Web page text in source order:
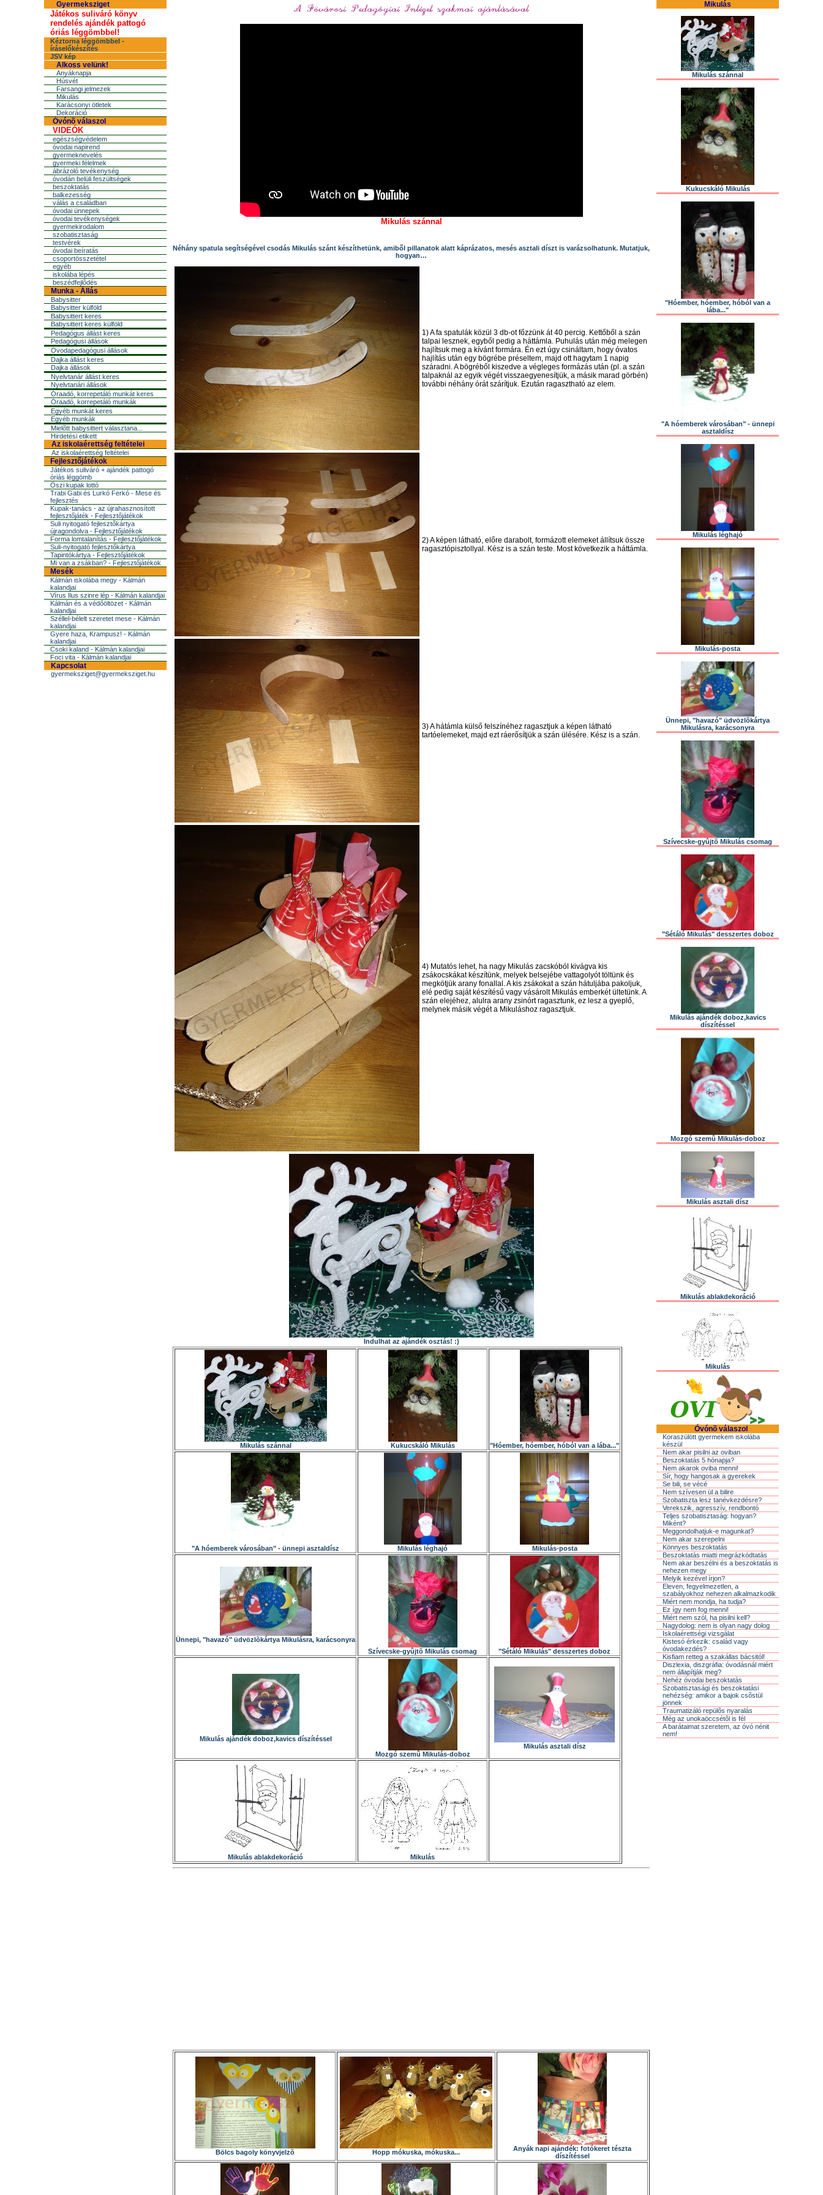
Gyermeksziget
Játékos suliváró könyv
rendelés ajándék pattogó
óriás léggömbbel!
Kéztorna léggömbbel -
íráselőkészítés
JSV kép
Alkoss velünk!
Anyáknapja
Húsvét
Farsangi jelmezek
Mikulás
Karácsonyi ötletek
Dekoráció
Óvónõ válaszol
VIDEÓK
egészségvédelem
óvodai napirend
gyermeknevelés
gyermeki félelmek
ábrázoló tevékenység
óvodán belüli feszültségek
beszoktatás
balkezesség
válás a családban
óvodai ünnepek
óvodai tevékenységek
gyermekirodalom
szobatisztaság
testvérek
óvodai beíratás
csoportösszetétel
egyéb
iskolába lépés
beszédfejlõdés
Munka - Állás
Babysitter
Babysitter külföld
Babysittert keres
Babysittert keres külföld
Pedagógus állást keres
Pedagógusi állások
Óvodapedagógusi állások
Dajka állást keres
Dajka állások
Nyelvtanár állást keres
Nyelvtanári állások
Óraadó, korrepetáló munkát keres
Óraadó, korrepetáló munkák
Egyéb munkát keres
Egyéb munkák
Mielõtt babysittert választana...
Hirdetési etikett
Az iskolaérettség feltételei
Az iskolaérettség feltételei
Fejlesztőjátékok
Játékos suliváró + ajándék pattogó
óriás léggömb
Őszi kupak lottó
Trabi Gabi és Lurkó Ferkó - Mese és
fejlesztés
Kupak-tanács - az újrahasznosított
fejlesztőjáték - Fejlesztőjátékok
Suli nyitogató fejlesztőkártya
újragondolva - Fejlesztőjátékok
Forma lomtalanítás - Fejlesztőjátékok
Suli-nyitogató fejlesztőkártya
Tapintókártya - Fejlesztőjátékok
Mi van a zsákban? - Fejlesztőjátékok
Mesék
Kálmán iskolába megy - Kálmán
kalandjai
Vírus Ilus szinre lép - Kálmán kalandjai
Kálmán és a védőöltözet - Kálmán
kalandjai
Széllel-bélelt szeretet mese - Kálmán
kalandjai
Gyere haza, Krampusz! - Kálmán
kalandjai
Csoki kaland - Kálmán kalandjai
Foci vita - Kálmán kalandjai
Kapcsolat
gyermeksziget@gyermeksziget.hu
Mikulás szánnal
Néhány spatula segítségével csodás Mikulás szánt készíthetünk, amiből pillanatok alatt káprázatos, mesés asztali díszt is varázsolhatunk. Mutatjuk,
hogyan…
1) A fa spatulák közül 3 db-ot főzzünk át 40 percig. Kettőből a szán
talpai lesznek, egyből pedig a háttámla. Puhulás után még melegen
hajlítsuk meg a kívánt formára. Én ezt úgy csináltam, hogy óvatos
hajlítás után egy bögrébe préseltem, majd ott hagytam 1 napig
száradni. A bögréből kiszedve a végleges formázás után (pl. a szán
talpaknál az egyik végét visszaegyenesítjük, a másik marad görbén)
további néhány órát szárítjuk. Ezután ragasztható az elem.
2) A képen látható, előre darabolt, formázott elemeket állítsuk össze
ragasztópisztollyal. Kész is a szán teste. Most következik a háttámla.
3) A hátámla külső felszínéhez ragasztjuk a képen látható
tartóelemeket, majd ezt ráerősítjük a szán ülésére. Kész is a szán.
4) Mutatós lehet, ha nagy Mikulás zacskóból kivágva kis
zsákocskákat készítünk, melyek belsejébe vattagolyót töltünk és
megkötjük arany fonallal. A kis zsákokat a szán hátuljába pakoljuk,
elé pedig saját készítésű vagy vásárolt Mikulás emberkét ültetünk. A
szán elejéhez, alulra arany zsinórt ragasztunk, ez lesz a gyeplő,
melynek másik végét a Mikuláshoz ragasztjuk.
Indulhat az ajándék osztás! :)
Mikulás szánnal Kukucskáló Mikulás "Hóember, hóember, hóból van a lába..."
"A hóemberek városában" - ünnepi asztaldísz Mikulás léghajó Mikulás-posta
Ünnepi, "havazó" üdvözlõkártya Mikulásra, karácsonyra
Szívecske-gyûjtõ Mikulás csomag
"Sétáló Mikulás" desszertes doboz
Mikulás ajándék doboz,kavics díszítéssel
Mozgó szemû Mikulás-doboz
Mikulás asztali dísz
Mikulás ablakdekoráció Mikulás
Bölcs bagoly könyvjelzõ Hopp mókuska, mókuska...
Anyák napi ajándék: fotókeret tészta
díszítéssel
Mikulás
Mikulás szánnal
Kukucskáló Mikulás
"Hóember, hóember, hóból van a
lába..."
"A hóemberek városában" - ünnepi
asztaldísz
Mikulás léghajó
Mikulás-posta
Ünnepi, "havazó" üdvözlõkártya
Mikulásra, karácsonyra
Szívecske-gyûjtõ Mikulás csomag
"Sétáló Mikulás" desszertes doboz
Mikulás ajándék doboz,kavics
díszítéssel
Mozgó szemû Mikulás-doboz
Mikulás asztali dísz
Mikulás ablakdekoráció
Mikulás
Óvónõ válaszol
Koraszülött gyermekem iskolába
készül
Nem akar pisilni az oviban
Beszoktatás 5 hónapja?
Nem akarok oviba menni!
Sír, hogy hangosak a gyerekek
Se bili, se vécé
Nem szívesen ül a bilire
Szobatiszta lesz tanévkezdésre?
Verekszik, agresszív, rendbontó
Teljes szobatisztaság: hogyan?
Miként?
Meggondolhatjuk-e magunkat?
Nem akar szerepelni
Könnyes beszoktatás
Beszoktatás miatti megrázkódtatás
Nem akar beszélni és a beszoktatás is
nehezen megy
Melyik kezével írjon?
Eleven, fegyelmezetlen, a
szabályokhoz nehezen alkalmazkodik
Miért nem mondja, ha tudja?
Ez így nem fog menni!
Miért nem szól, ha pisilni kell?
Nagydolog: nem is olyan nagy dolog
Iskolaérettségi vizsgálat
Kistesó érkezik: család vagy
óvodakezdés?
Kisfiam retteg a szakállas bácsitól!
Diszlexia, diszgráfia: óvodásnál miért
nem állapítják meg?
Nehéz óvodai beszoktatás
Szobatisztasági és beszoktatási
nehézség: amikor a bajok csõstül
jönnek
Traumatizáló repülõs nyaralás
Még az unokaöccsétõl is fél
A barátaimat szeretem, az óvó nénit
nem!